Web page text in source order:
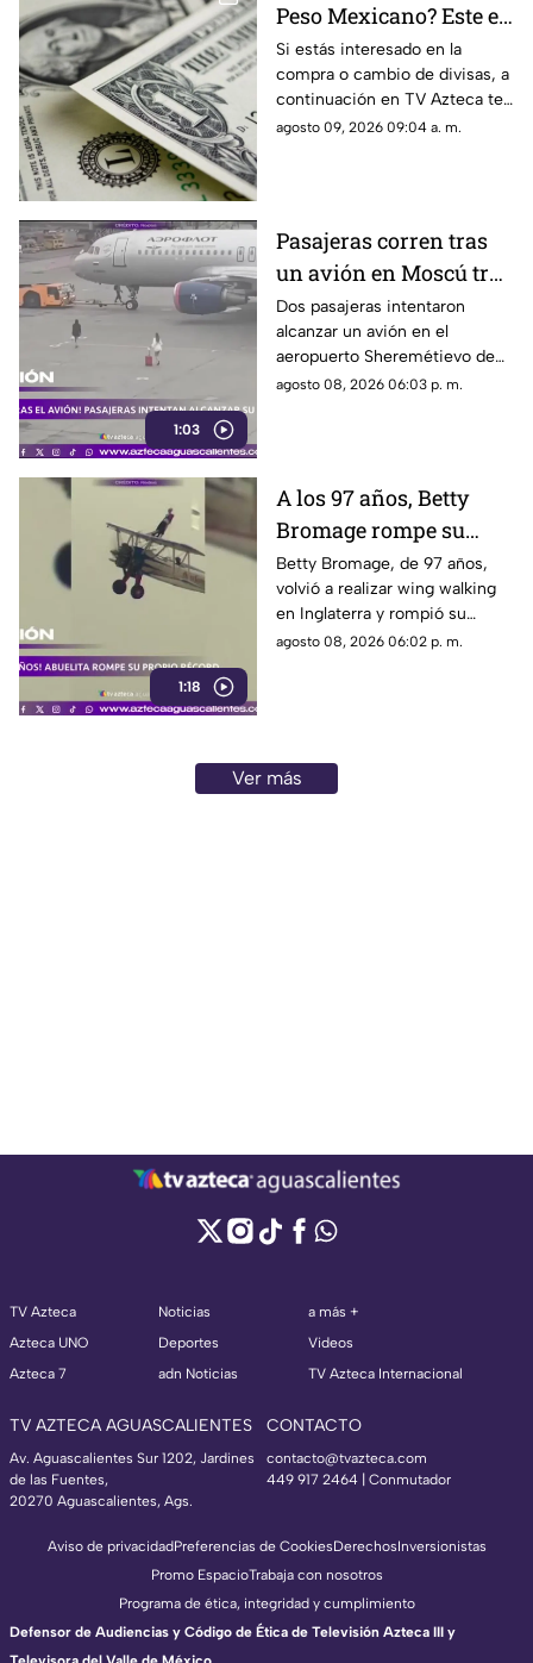
Peso Mexicano? Este es
el precio del dólar en
Aguascalientes hoy 9
de agosto de 2026
Si estás interesado en la
compra o cambio de divisas, a
continuación en TV Azteca te
informamos cuál es el precio
agosto 09, 2026 09:04 a. m.
1:03
Pasajeras corren tras
un avión en Moscú tras
llegar tarde a su vuelo
Dos pasajeras intentaron
alcanzar un avión en el
aeropuerto Sheremétievo de
Moscú tras llegar tarde a su
agosto 08, 2026 06:03 p. m.
1:18
A los 97 años, Betty
Bromage rompe su
propio récord Guinness
en las alturas
Betty Bromage, de 97 años,
volvió a realizar wing walking
en Inglaterra y rompió su
propio récord Guinness tras
agosto 08, 2026 06:02 p. m.
Ver más
TV Azteca
Azteca UNO
Azteca 7
Noticias
Deportes
adn Noticias
a más +
Videos
TV Azteca Internacional
TV AZTECA AGUASCALIENTES
Av. Aguascalientes Sur 1202, Jardines
de las Fuentes,
20270 Aguascalientes, Ags.
CONTACTO
contacto@tvazteca.com
449 917 2464 | Conmutador
Aviso de privacidadPreferencias de CookiesDerechosInversionistas
Promo EspacioTrabaja con nosotros
Programa de ética, integridad y cumplimiento
Defensor de Audiencias y Código de Ética de Televisión Azteca III y